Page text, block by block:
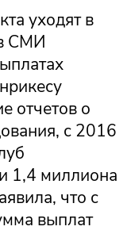
уходят в
СМИ
отчетов о
с 2016
1,4 миллиона
что с
выплат